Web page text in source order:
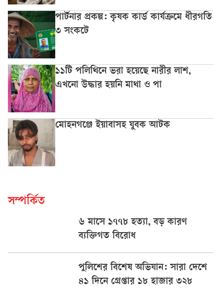
পার্টনার প্রকল্প: কৃষক কার্ড কার্যক্রমে ধীরগতি
৩ সংকটে
১১টি পলিথিনে ভরা হয়েছে নারীর লাশ,
এখনো উদ্ধার হয়নি মাথা ও পা
মোহনগঞ্জে ইয়াবাসহ যুবক আটক
সম্পর্কিত
৬ মাসে ১৭৭৮ হত্যা, বড় কারণ
ব্যক্তিগত বিরোধ
পুলিশের বিশেষ অভিযান: ‎সারা দেশে
৪১ দিনে গ্রেপ্তার ১৮ হাজার ৩২৮